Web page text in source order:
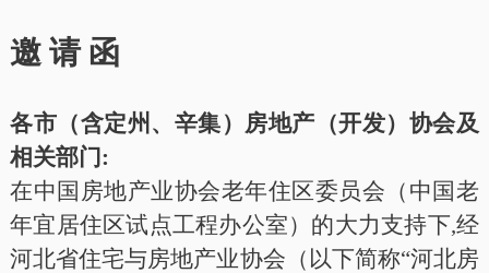
邀 请 函
各市（含定州、辛集）房地产（开发）协会及
相关部门 :
在中国房地产业协会老年住区委员会（中国老
年宜居住区试点工程办公室）的大力支持下,经
河北省住宅与房地产业协会（以下简称“河北房